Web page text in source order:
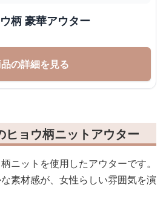
柄 豪華アウター
の詳細を見る
ヒョウ柄ニットアウター
ニットを使用したアウターです。
素材感が、女性らしい雰囲気を演